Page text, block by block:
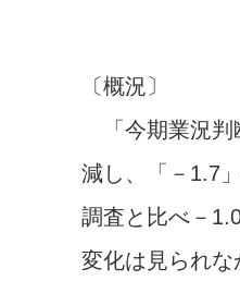
〔概況〕
「今期業況判
減し、「－1.7
調査と比べ－
変化は見られ